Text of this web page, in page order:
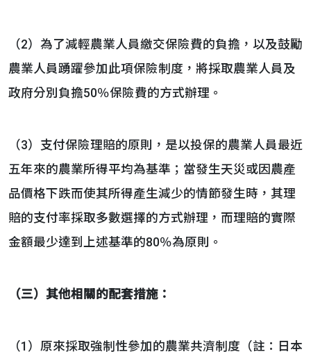
（2）為了減輕農業人員繳交保險費的負擔，以及鼓勵
農業人員踴躍參加此項保險制度，將採取農業人員及
政府分別負擔50％保險費的方式辦理。
（3）支付保險理賠的原則，是以投保的農業人員最近
五年來的農業所得平均為基準；當發生天災或因農產
品價格下跌而使其所得產生減少的情節發生時，其理
賠的支付率採取多數選擇的方式辦理，而理賠的實際
金額最少達到上述基準的80％為原則。
（三）其他相關的配套措施：
（1）原來採取強制性參加的農業共濟制度（註：日本